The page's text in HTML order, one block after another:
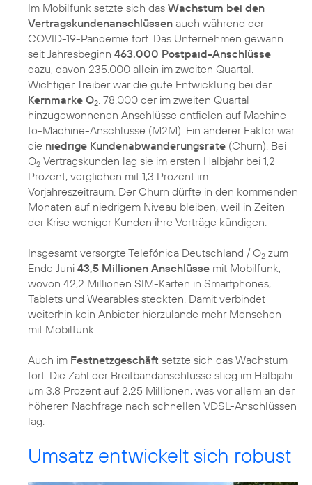
Im Mobilfunk setzte sich das Wachstum bei den
Vertragskundenanschlüssen auch während der
COVID-19-Pandemie fort. Das Unternehmen gewann
seit Jahresbeginn 463.000 Postpaid-Anschlüsse
dazu, davon 235.000 allein im zweiten Quartal.
Wichtiger Treiber war die gute Entwicklung bei der
Kernmarke O2. 78.000 der im zweiten Quartal
hinzugewonnenen Anschlüsse entfielen auf Machine-
to-Machine-Anschlüsse (M2M). Ein anderer Faktor war
die niedrige Kundenabwanderungsrate (Churn). Bei
O2 Vertragskunden lag sie im ersten Halbjahr bei 1,2
Prozent, verglichen mit 1,3 Prozent im
Vorjahreszeitraum. Der Churn dürfte in den kommenden
Monaten auf niedrigem Niveau bleiben, weil in Zeiten
der Krise weniger Kunden ihre Verträge kündigen.
Insgesamt versorgte Telefónica Deutschland / O2 zum
Ende Juni 43,5 Millionen Anschlüsse mit Mobilfunk,
wovon 42,2 Millionen SIM-Karten in Smartphones,
Tablets und Wearables steckten. Damit verbindet
weiterhin kein Anbieter hierzulande mehr Menschen
mit Mobilfunk.
Auch im Festnetzgeschäft setzte sich das Wachstum
fort. Die Zahl der Breitbandanschlüsse stieg im Halbjahr
um 3,8 Prozent auf 2,25 Millionen, was vor allem an der
höheren Nachfrage nach schnellen VDSL-Anschlüssen
lag.
Umsatz entwickelt sich robust